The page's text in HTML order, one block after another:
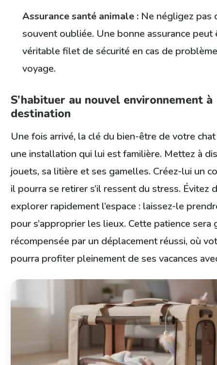
Assurance santé animale : Ne négligez pas
souvent oubliée. Une bonne assurance peut
véritable filet de sécurité en cas de
voyage.
S’habituer au nouvel environnement à
destination
Une fois arrivé, la clé du bien-être de votre
une installation qui lui est familière. Mettez à
jouets, sa litière et ses gamelles. Créez-lui un
il pourra se retirer s’il ressent du stress. Évitez
explorer rapidement l’espace : laissez-le
pour s’approprier les lieux. Cette patience sera
récompensée par un déplacement réussi, où
pourra profiter pleinement de ses vacances